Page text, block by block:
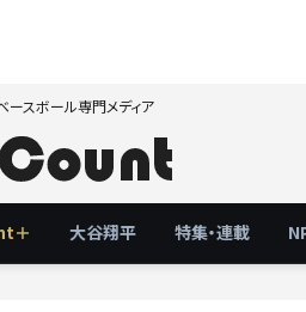
ースボール専門メディア
＋ 大谷翔平 特集・連載